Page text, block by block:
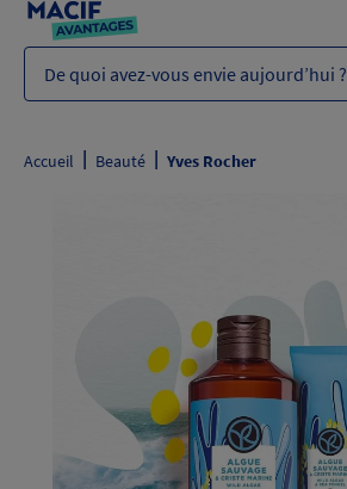
De quoi avez-vous envie aujourd’hui ?
Accueil | Beauté | Yves Rocher